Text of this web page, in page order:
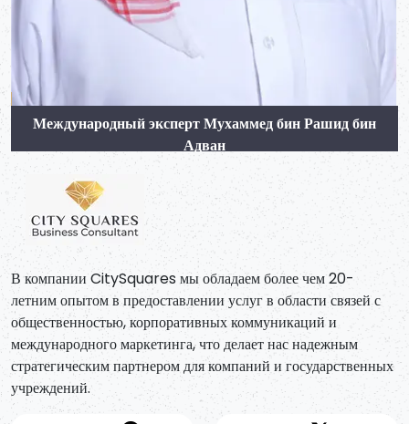
Международный эксперт Мухаммед бин Рашид бин
Адван
В компании CitySquares мы обладаем более чем 20-
летним опытом в предоставлении услуг в области связей с
общественностью, корпоративных коммуникаций и
международного маркетинга, что делает нас надежным
стратегическим партнером для компаний и государственных
учреждений.